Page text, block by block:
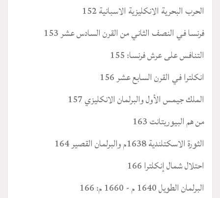
الحرب البحرية الانكليزية الاسبانية 152
فرنسا في النصف الثاني من القرن السادس عشر 153
التنافس على عرش فرنسا: 155
انكلترا في القرن السابع عشر 156
الملك جيمس الأول والبرلمان الانكليزي 157
من هم البيوريتانت 163
الثورة الاسكتلندية 1638م والبرلمان القصير 164
احتلال شمال إنكلترا 166
البرلمان الطويل 1640 م - 1660 م: 166